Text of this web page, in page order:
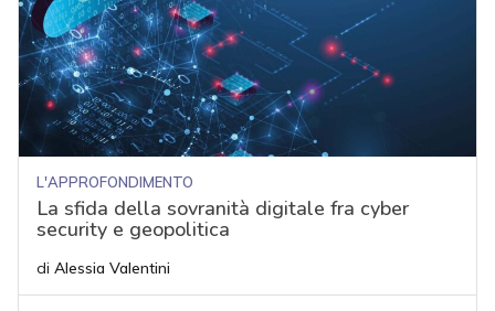
L'APPROFONDIMENTO
La sfida della sovranità digitale fra cyber
security e geopolitica
di Alessia Valentini